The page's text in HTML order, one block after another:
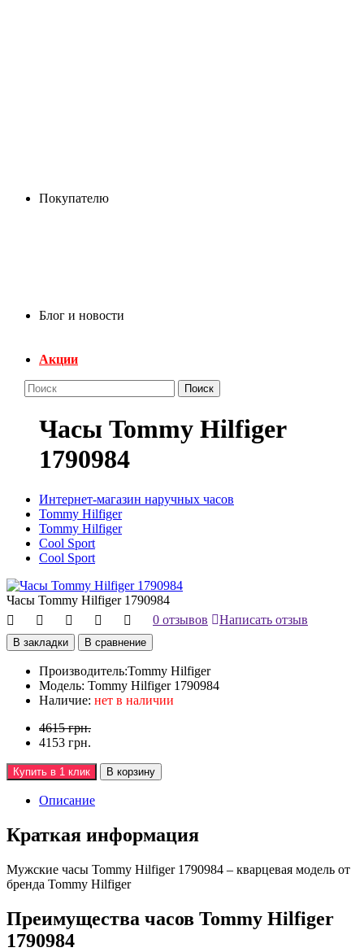
Покупателю
Блог и новости
Акции
Поиск
Часы Tommy Hilfiger
1790984
Интернет-магазин наручных часов
Tommy Hilfiger
Tommy Hilfiger
Cool Sport
Cool Sport
Часы Tommy Hilfiger 1790984
0 отзывов
Написать отзыв
В закладки В сравнение
Производитель:Tommy Hilfiger
Модель: Tommy Hilfiger 1790984
Наличие: нет в наличии
4615 грн.
4153 грн.
Купить в 1 клик В корзину
Описание
Краткая информация
Мужские часы Tommy Hilfiger 1790984 – кварцевая модель от
бренда Tommy Hilfiger
Преимущества часов Tommy Hilfiger
1790984